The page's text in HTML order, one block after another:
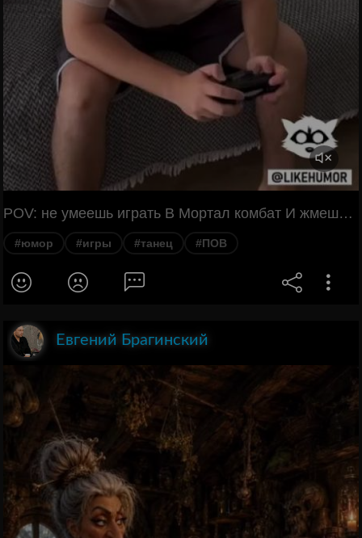
POV: не умеешь играть В Мортал комбат И жмешь все подряд: Мой персонаж:
#юмор #игры #танец #ПОВ
Евгений Брагинский